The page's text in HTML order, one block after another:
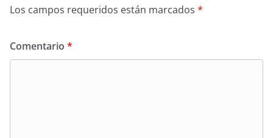
Los campos requeridos están marcados *
Comentario *